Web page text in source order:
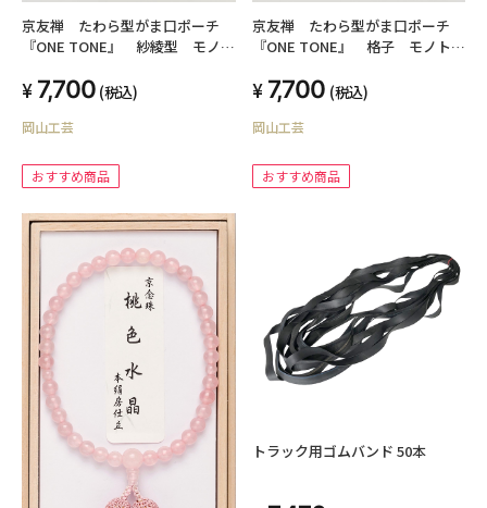
京友禅 たわら型がま口ポーチ
『ONE TONE』 紗綾型 モノト
7,700 (税込)
岡山工芸
おすすめ商品
京友禅 たわら型がま口ポーチ
『ONE TONE』 格子 モノトー
7,700 (税込)
岡山工芸
おすすめ商品
トラック用ゴムバンド 50本